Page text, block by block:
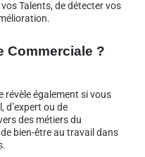
Talents, de détecter vos
Commerciale ?
révèle également si vous
d’expert ou de
des métiers du
bien-être au travail dans